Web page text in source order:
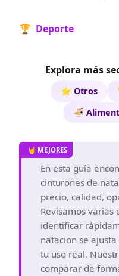
🏆 Deporte
Explora más
⭐ Otros
🍜
En esta guía
cinturones de
precio, calidad,
Revisamos varias
identificar
natacion se
tu uso real.
comparar de